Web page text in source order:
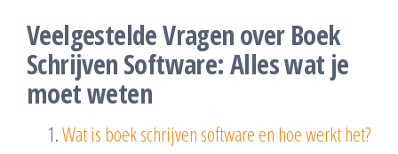
Veelgestelde Vragen over Boek
Schrijven Software: Alles wat je
moet weten
Wat is boek schrijven software en hoe werkt het?